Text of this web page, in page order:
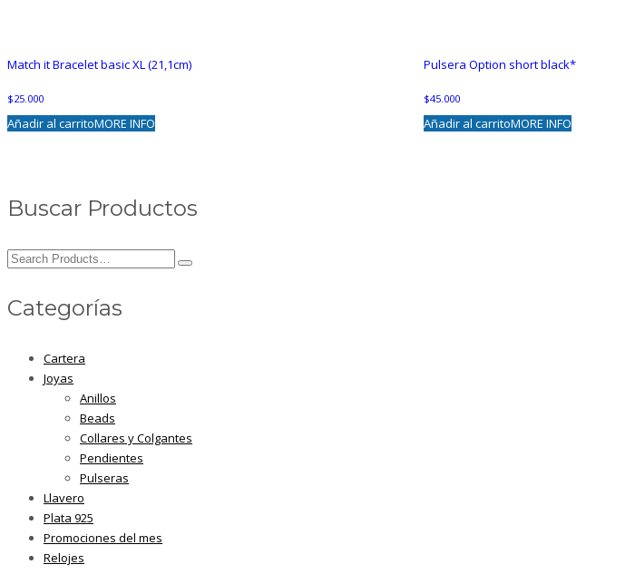
Match it Bracelet basic XL (21,1cm)
$25.000
Añadir al carritoMORE INFO
Pulsera Option short black*
$45.000
Añadir al carritoMORE INFO
Buscar Productos
Search
Categorías
Cartera
Joyas
Anillos
Beads
Collares y Colgantes
Pendientes
Pulseras
Llavero
Plata 925
Promociones del mes
Relojes